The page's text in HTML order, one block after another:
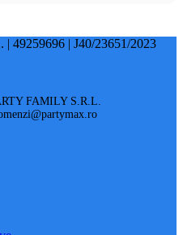
49259696 | J40/23651/2023
FAMILY S.R.L.